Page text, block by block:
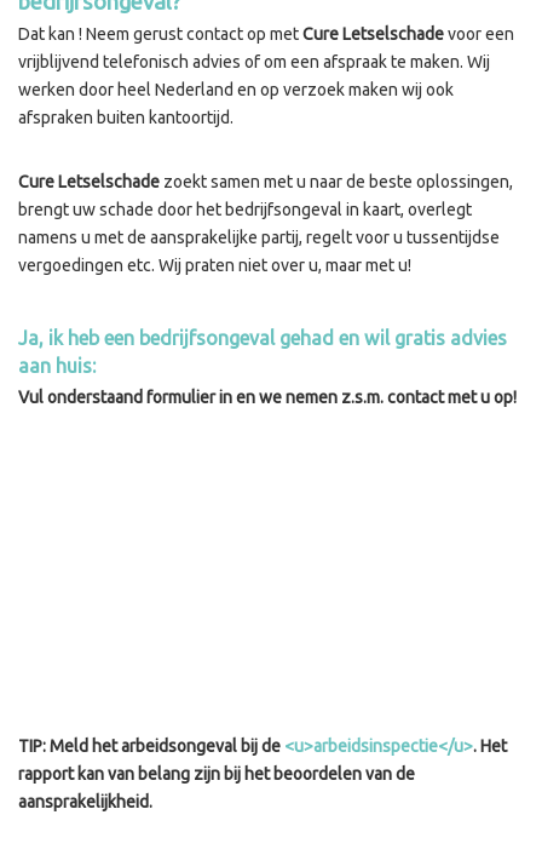
Dat kan ! Neem gerust contact op metCure Letselschadevoor een
vrijblijvend telefonisch advies of om een afspraak te maken. Wij
werken door heel Nederland en op verzoek maken wij ook
afspraken buiten kantoortijd.
Cure Letselschade zoekt samen met u naar de beste oplossingen,
brengt uw schade door het bedrijfsongeval in kaart, overlegt
namens u met de aansprakelijke partij, regelt voor u tussentijdse
vergoedingen etc. Wij praten niet over u, maar met u!
Ja, ik heb een bedrijfsongeval gehad en wil gratis advies
aan huis:
Vul onderstaand formulier in en we nemen z.s.m. contact met u op!
TIP: Meld het arbeidsongeval bij de <u>arbeidsinspectie</u>. Het
rapport kan van belang zijn bij het beoordelen van de
aansprakelijkheid.